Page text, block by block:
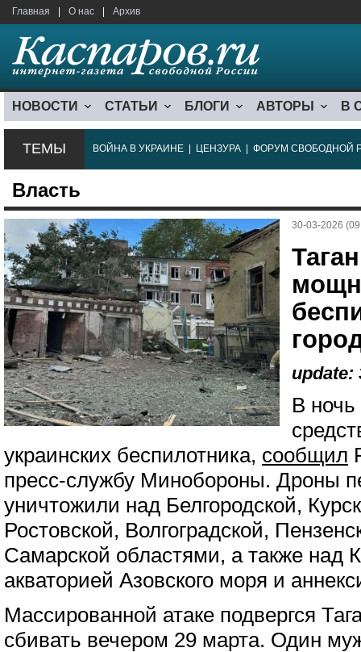
Главная О нас Архив
НОВОСТИ СТАТЬИ БЛОГИ АВТОРЫ В
ТЕМЫ ВОЙНА В УКРАИНЕ ЦЕНЗУРА ФОРУМ СВОБОДНОЙ
Власть
30-03-2026
update:
В
украинских беспилотника, сообщил
пресс-службу Минобороны. Дроны
уничтожили над Белгородской,
Ростовской, Волгоградской,
Самарской областями, а также над
акваторией Азовского моря и
Массированной атаке подвергся
сбивать вечером 29 марта. Один